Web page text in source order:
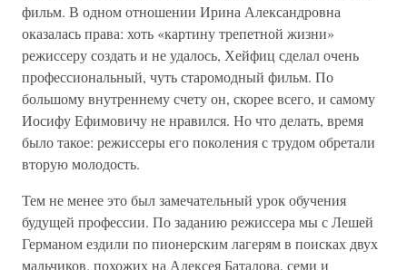
фильм. В одном отношении Ирина Александровна
оказалась права: хоть «картину трепетной жизни»
режиссеру создать и не удалось, Хейфиц сделал очень
профессиональный, чуть старомодный фильм. По
большому внутреннему счету он, скорее всего, и самому
Иосифу Ефимовичу не нравился. Но что делать, время
было такое: режиссеры его поколения с трудом обретали
вторую молодость.
Тем не менее это был замечательный урок обучения
будущей профессии. По заданию режиссера мы с Лешей
Германом ездили по пионерским лагерям в поисках двух
мальчиков, похожих на Алексея Баталова, семи и